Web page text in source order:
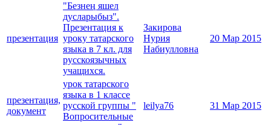
презентация
"Безнең яшел
дусларыбыз".
Презентация к
уроку татарского
языка в 7 кл. для
русскоязычных
учащихся.
Закирова
Нурия
Набиулловна
20 Мар 2015
презентация,
документ
урок татарского
языка в 1 классе
русской группы "
Вопросительные
leilya76 31 Мар 2015